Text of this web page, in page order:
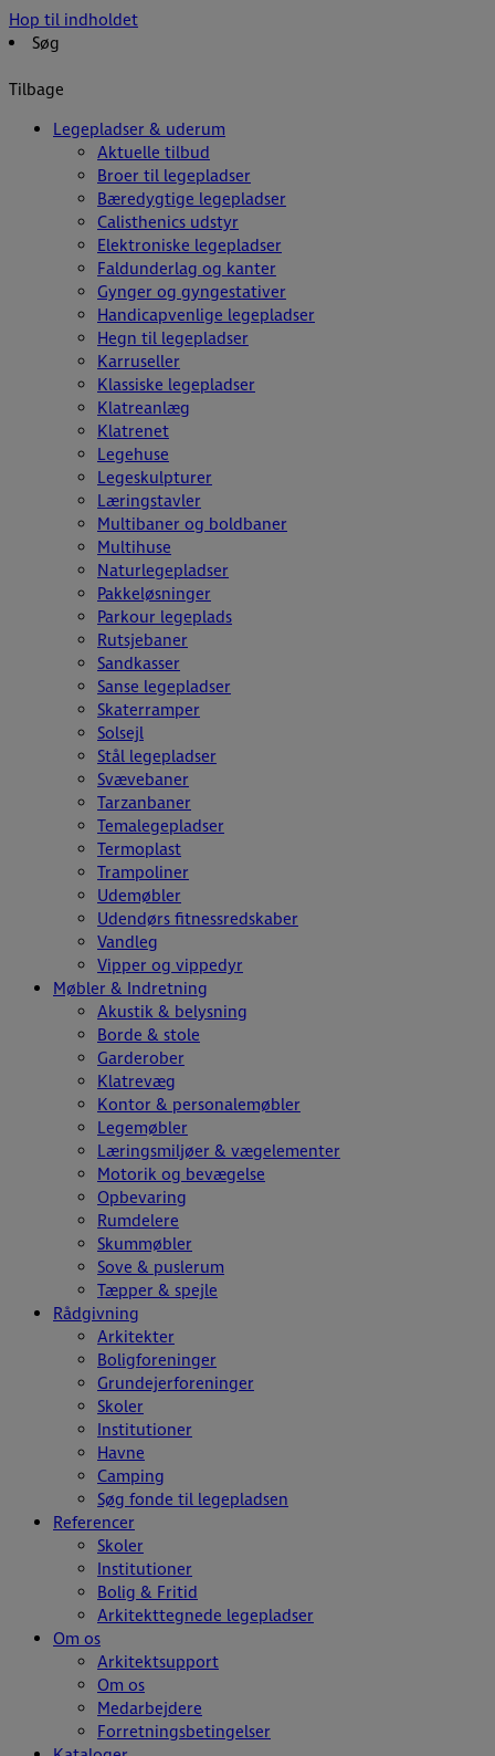
Hop til indholdet
Søg
Tilbage
Legepladser & uderum
Aktuelle tilbud
Broer til legepladser
Bæredygtige legepladser
Calisthenics udstyr
Elektroniske legepladser
Faldunderlag og kanter
Gynger og gyngestativer
Handicapvenlige legepladser
Hegn til legepladser
Karruseller
Klassiske legepladser
Klatreanlæg
Klatrenet
Legehuse
Legeskulpturer
Læringstavler
Multibaner og boldbaner
Multihuse
Naturlegepladser
Pakkeløsninger
Parkour legeplads
Rutsjebaner
Sandkasser
Sanse legepladser
Skaterramper
Solsejl
Stål legepladser
Svævebaner
Tarzanbaner
Temalegepladser
Termoplast
Trampoliner
Udemøbler
Udendørs fitnessredskaber
Vandleg
Vipper og vippedyr
Møbler & Indretning
Akustik & belysning
Borde & stole
Garderober
Klatrevæg
Kontor & personalemøbler
Legemøbler
Læringsmiljøer & vægelementer
Motorik og bevægelse
Opbevaring
Rumdelere
Skummøbler
Sove & puslerum
Tæpper & spejle
Rådgivning
Arkitekter
Boligforeninger
Grundejerforeninger
Skoler
Institutioner
Havne
Camping
Søg fonde til legepladsen
Referencer
Skoler
Institutioner
Bolig & Fritid
Arkitekttegnede legepladser
Om os
Arkitektsupport
Om os
Medarbejdere
Forretningsbetingelser